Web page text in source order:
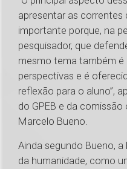
apresentar as correntes
importante porque, na
pesquisador, que
mesmo tema também
perspectivas e é
reflexão para o aluno”,
do GPEB e da
Marcelo Bueno.
Ainda segundo Bueno,
da humanidade, como